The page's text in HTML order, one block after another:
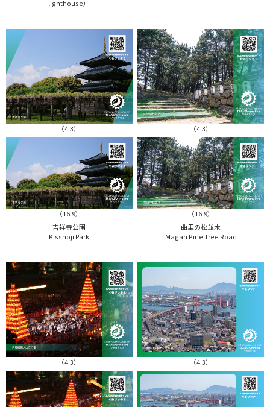
lighthouse）
（4:3）
（16:9）
吉祥寺公園
Kisshoji Park
（4:3）
（16:9）
曲里の松並木
Magari Pine Tree Road
（4:3） （4:3）